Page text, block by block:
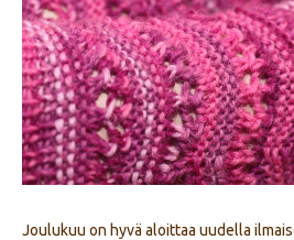
Joulukuu on hyvä aloittaa uudella